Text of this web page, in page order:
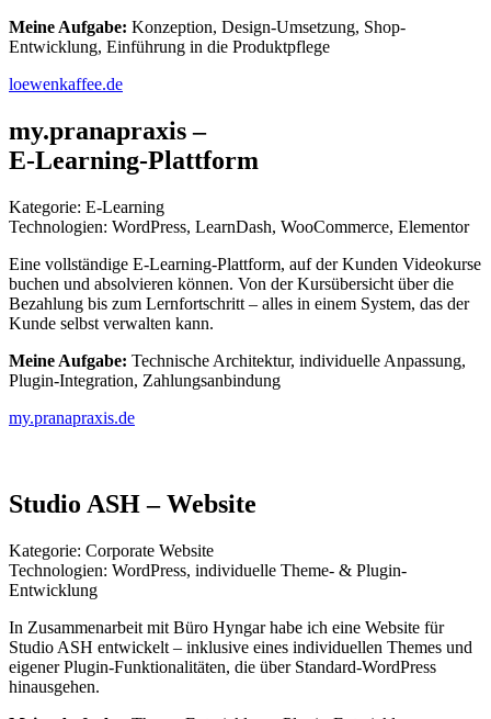
Meine Aufgabe: Konzeption, Design-Umsetzung, Shop-
Entwicklung, Einführung in die Produktpflege
loewenkaffee.de
my.pranapraxis –
E-Learning-Plattform
Kategorie: E-Learning
Technologien: WordPress, LearnDash, WooCommerce, Elementor
Eine vollständige E-Learning-Plattform, auf der Kunden Videokurse
buchen und absolvieren können. Von der Kursübersicht über die
Bezahlung bis zum Lernfortschritt – alles in einem System, das der
Kunde selbst verwalten kann.
Meine Aufgabe: Technische Architektur, individuelle Anpassung,
Plugin-Integration, Zahlungsanbindung
my.pranapraxis.de
Studio ASH – Website
Kategorie: Corporate Website
Technologien: WordPress, individuelle Theme- & Plugin-
Entwicklung
In Zusammenarbeit mit Büro Hyngar habe ich eine Website für
Studio ASH entwickelt – inklusive eines individuellen Themes und
eigener Plugin-Funktionalitäten, die über Standard-WordPress
hinausgehen.